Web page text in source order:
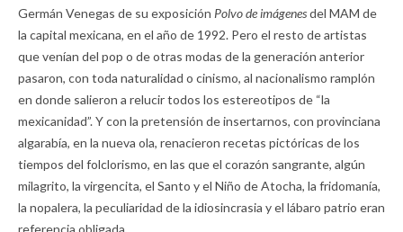
Germán Venegas de su exposición Polvo de imágenesdel MAM de
la capital mexicana, en el año de 1992. Pero el resto de artistas
que venían del pop o de otras modas de la generación anterior
pasaron, con toda naturalidad o cinismo, al nacionalismo ramplón
en donde salieron a relucir todos los estereotipos de “la
mexicanidad”. Y con la pretensión de insertarnos, con provinciana
algarabía, en la nueva ola, renacieron recetas pictóricas de los
tiempos del folclorismo, en las que el corazón sangrante, algún
milagrito, la virgencita, el Santo y el Niño de Atocha, la fridomanía,
la nopalera, la peculiaridad de la idiosincrasia y el lábaro patrio eran
referencia obligada.